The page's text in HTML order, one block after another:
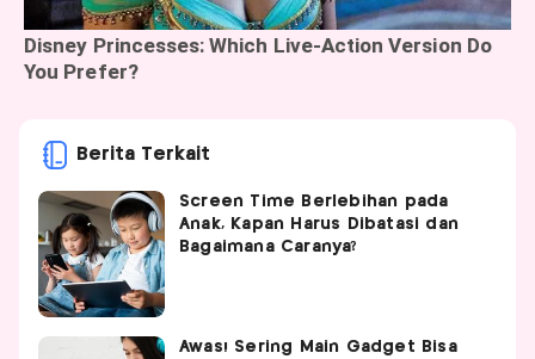
Berita Terkait
Screen Time Berlebihan pada
Anak, Kapan Harus Dibatasi dan
Bagaimana Caranya?
Awas! Sering Main Gadget Bisa